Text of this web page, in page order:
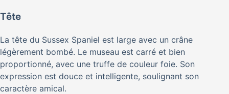
Tête
La tête du Sussex Spaniel est large avec un crâne
légèrement bombé. Le museau est carré et bien
proportionné, avec une truffe de couleur foie. Son
expression est douce et intelligente, soulignant son
caractère amical.